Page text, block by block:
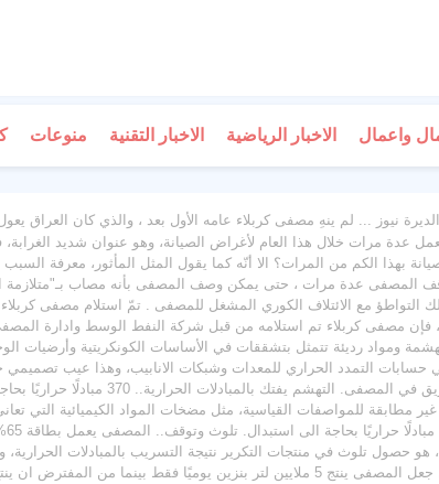
واعمال الاخبار الرياضية الاخبار التقنية منوعات
نيوز ... لم ينهِ مصفى كربلاء عامه الأول بعد ، والذي كان العراق
عدة مرات خلال هذا العام لأغراض الصيانة، وهو عنوان شديد
للتو ويحتاج للصيانة بهذا الكم من المرات؟ الا أنّه كما يقول المثل المأثور، معرفة
عدة مرات ، حتى يمكن وصف المصفى بأنه مصاب بـ"متلازمة
التواطؤ مع الائتلاف الكوري المشغل للمصفى . تمّ استلام مصفى
، فإن مصفى كربلاء تم استلامه من قبل شركة النفط الوسط وادارة
ومواد رديئة تتمثل بتشققات في الأساسات الكونكريتية وأرضيات
حسابات التمدد الحراري للمعدات وشبكات الانابيب، وهذا عيب تصميمي
الى تسرب النفط والمنتوجات وقد يقود الى حصول حريق في المصفى.
مطابقة للمواصفات القياسية، مثل مضخات المواد الكيميائية التي
تلوث في منتجات التكرير نتيجة التسريب بالمبادلات الحرارية،